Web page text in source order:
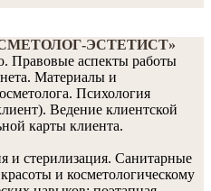
ЭСТЕТИСТ»
Правовые аспекты работы
Материалы и
Психология
Ведение клиентской
карты клиента.
и стерилизация. Санитарные
и косметологическому